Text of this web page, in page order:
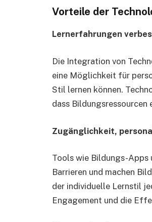
Vorteile der
Lernerfahrungen
Die Integration von
eine Möglichkeit für
Stil lernen können.
dass Bildungsressourcen
Zugänglichkeit,
Tools wie Bildungs-Apps
Barrieren und machen
der individuelle Lernstil
Engagement und die